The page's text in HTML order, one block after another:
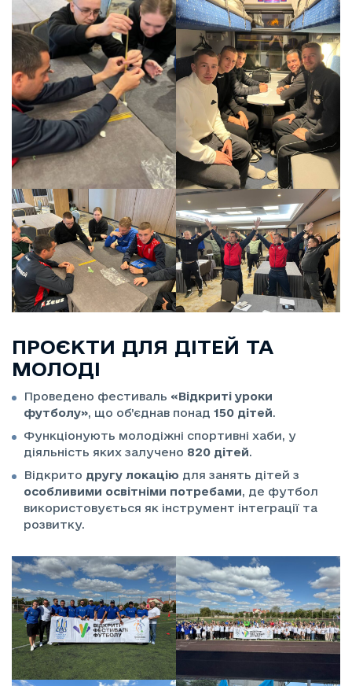
ПРОЄКТИ ДЛЯ ДІТЕЙ ТА
МОЛОДІ
Проведено фестиваль «Відкриті уроки
футболу», що об’єднав понад 150 дітей.
Функціонують молодіжні спортивні хаби, у
діяльність яких залучено 820 дітей.
Відкрито другу локацію для занять дітей з
особливими освітніми потребами, де футбол
використовується як інструмент інтеграції та
розвитку.